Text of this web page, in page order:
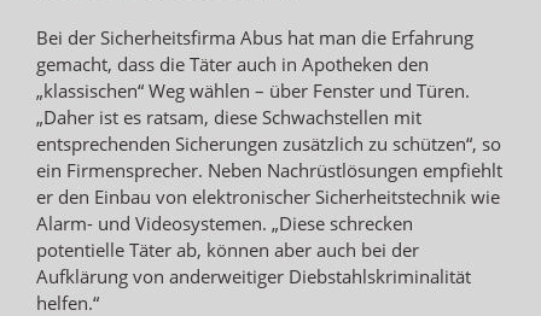
Bei der Sicherheitsfirma Abus hat man die Erfahrung
gemacht, dass die Täter auch in Apotheken den
„klassischen“ Weg wählen – über Fenster und Türen.
„Daher ist es ratsam, diese Schwachstellen mit
entsprechenden Sicherungen zusätzlich zu schützen“, so
ein Firmensprecher. Neben Nachrüstlösungen empfiehlt
er den Einbau von elektronischer Sicherheitstechnik wie
Alarm- und Videosystemen. „Diese schrecken
potentielle Täter ab, können aber auch bei der
Aufklärung von anderweitiger Diebstahlskriminalität
helfen.“